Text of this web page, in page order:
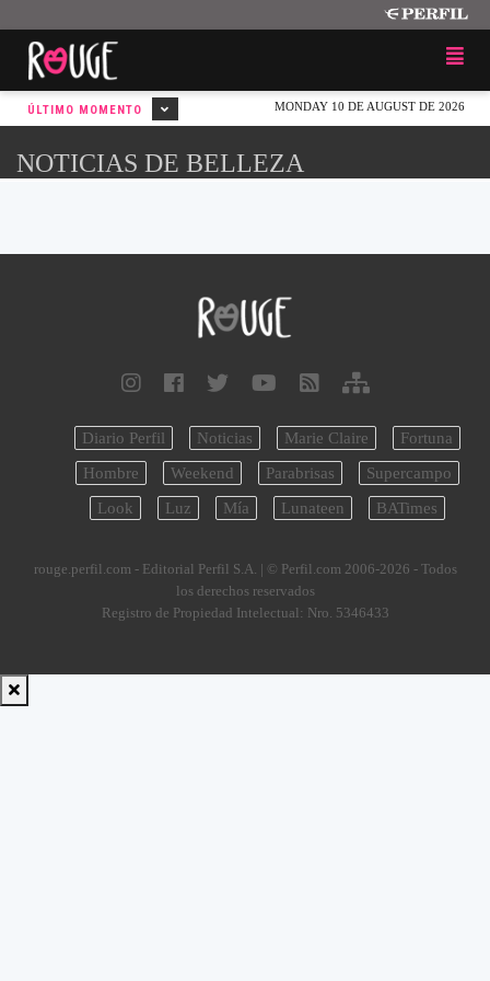
MONDAY 10 DE AUGUST DE 2026
ÚLTIMO MOMENTO
NOTICIAS DE BELLEZA
Diario Perfil Noticias Marie Claire
Fortuna
Hombre
Weekend Parabrisas
Supercampo
Look
Luz Mía Lunateen BATimes
rouge.perfil.com - Editorial Perfil S.A. | © Perfil.com 2006-2026 - Todos
los derechos reservados
Registro de Propiedad Intelectual: Nro. 5346433